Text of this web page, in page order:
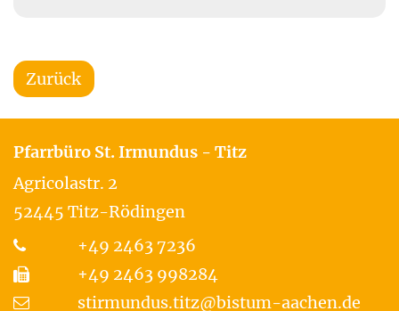
Zurück
Pfarrbüro St. Irmundus - Titz
Agricolastr. 2
52445 Titz-Rödingen
+49 2463 7236
+49 2463 998284
stirmundus.titz@bistum-aachen.de